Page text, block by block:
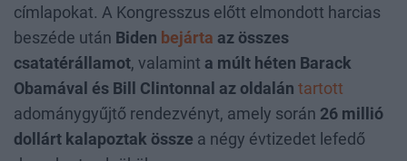
címlapokat. A Kongresszus előtt elmondott harcias
beszéde után Biden bejárta az összes
csatatérállamot, valamint a múlt héten Barack
Obamával és Bill Clintonnal az oldalán tartott
adománygyűjtő rendezvényt, amely során 26 millió
dollárt kalapoztak össze a négy évtizedet lefedő